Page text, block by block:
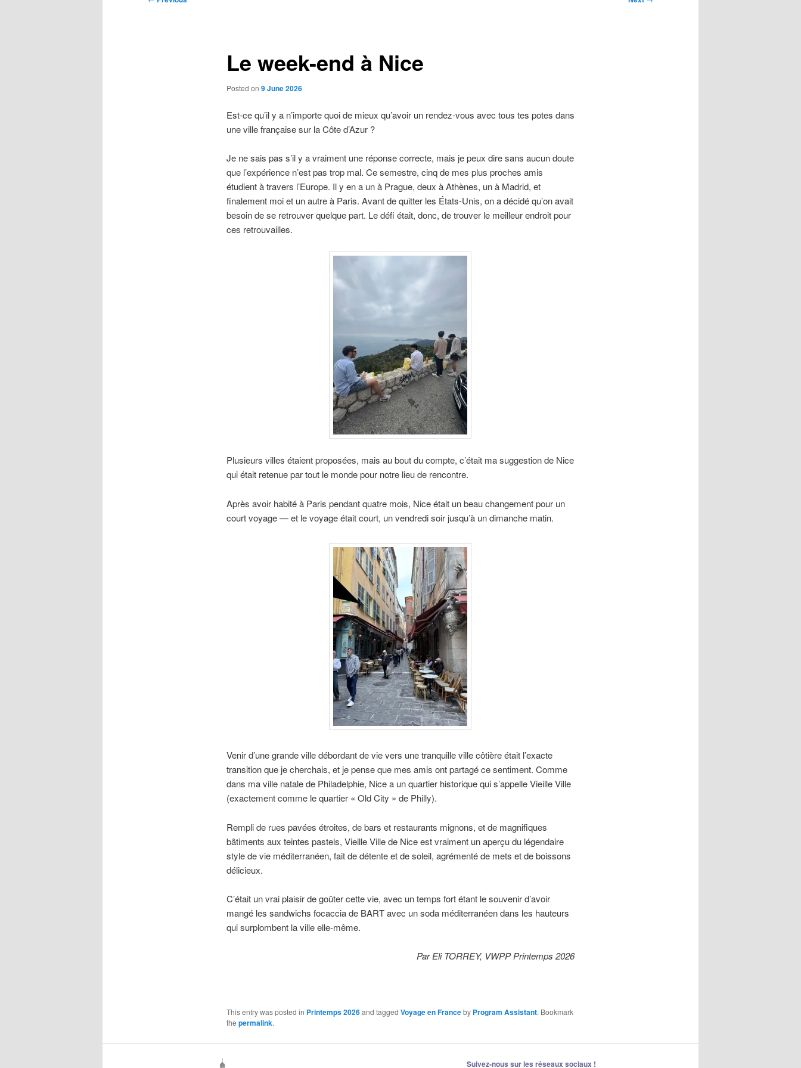
Le week-end à Nice
Posted on 9 June 2026
Est-ce qu’il y a n’importe quoi de mieux qu’avoir un rendez-vous avec tous tes potes dans
une ville française sur la Côte d’Azur ?
Je ne sais pas s’il y a vraiment une réponse correcte, mais je peux dire sans aucun doute
que l’expérience n’est pas trop mal. Ce semestre, cinq de mes plus proches amis
étudient à travers l’Europe. Il y en a un à Prague, deux à Athènes, un à Madrid, et
finalement moi et un autre à Paris. Avant de quitter les États-Unis, on a décidé qu’on avait
besoin de se retrouver quelque part. Le défi était, donc, de trouver le meilleur endroit pour
ces retrouvailles.
Plusieurs villes étaient proposées, mais au bout du compte, c’était ma suggestion de Nice
qui était retenue par tout le monde pour notre lieu de rencontre.
Après avoir habité à Paris pendant quatre mois, Nice était un beau changement pour un
court voyage — et le voyage était court, un vendredi soir jusqu’à un dimanche matin.
Venir d’une grande ville débordant de vie vers une tranquille ville côtière était l’exacte
transition que je cherchais, et je pense que mes amis ont partagé ce sentiment. Comme
dans ma ville natale de Philadelphie, Nice a un quartier historique qui s’appelle Vieille Ville
(exactement comme le quartier « Old City » de Philly).
Rempli de rues pavées étroites, de bars et restaurants mignons, et de magnifiques
bâtiments aux teintes pastels, Vieille Ville de Nice est vraiment un aperçu du légendaire
style de vie méditerranéen, fait de détente et de soleil, agrémenté de mets et de boissons
délicieux.
C’était un vrai plaisir de goûter cette vie, avec un temps fort étant le souvenir d’avoir
mangé les sandwichs focaccia de BART avec un soda méditerranéen dans les hauteurs
qui surplombent la ville elle-même.
Par Eli TORREY, VWPP Printemps 2026
This entry was posted in Printemps 2026and tagged Voyage en Franceby Program Assistant. Bookmark
the permalink.
Suivez-nous sur les réseaux sociaux !